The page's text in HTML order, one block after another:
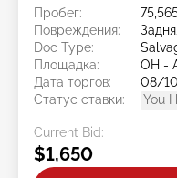
Пробег:
Повреждения:
Doc Type:
Площадка:
OH -
Дата торгов:
08/
Статус ставки:
You
Current Bid:
$1,650